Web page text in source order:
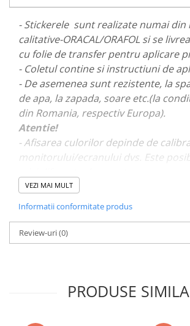
PARASOLARE
PAUL WALKER STICKER
PENTRU FETE
PRODUSE IN TRENDING
SETURI STICKERE
STICKERE CAPAC REZERVOR
STICKERE CRĂCIUN
STICKERE CU ANIMALE
STICKERE JDM
STICKERE PENTRU CAPOTA
STICKERE PENTRU LATERALE
STICKERE PERSONALIZATE
STICKERE UTILAJE AGRICOLE
- Stickerele sunt realizate numai din
calitative-ORACAL/ORAFOL si se
cu folie de transfer pentru aplicare
- Coletul contine si instructiuni de
- De asemenea sunt rezistente, la
de apa, la zapada, soare etc.(la
din Romania, respectiv Europa).
Atentie!
- Afisarea culorilor depinde de
monitorului/ecranului dvs. Este
- Pentru stickere personalizate si
portofoliul nostru va rugam sa ne
VEZI MAI MULT
Informatii conformitate produs
Review-uri(0)
PRODUSE